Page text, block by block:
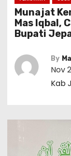
Munajat
Mas Iqbal,
Bupati
By
Nov
Kab